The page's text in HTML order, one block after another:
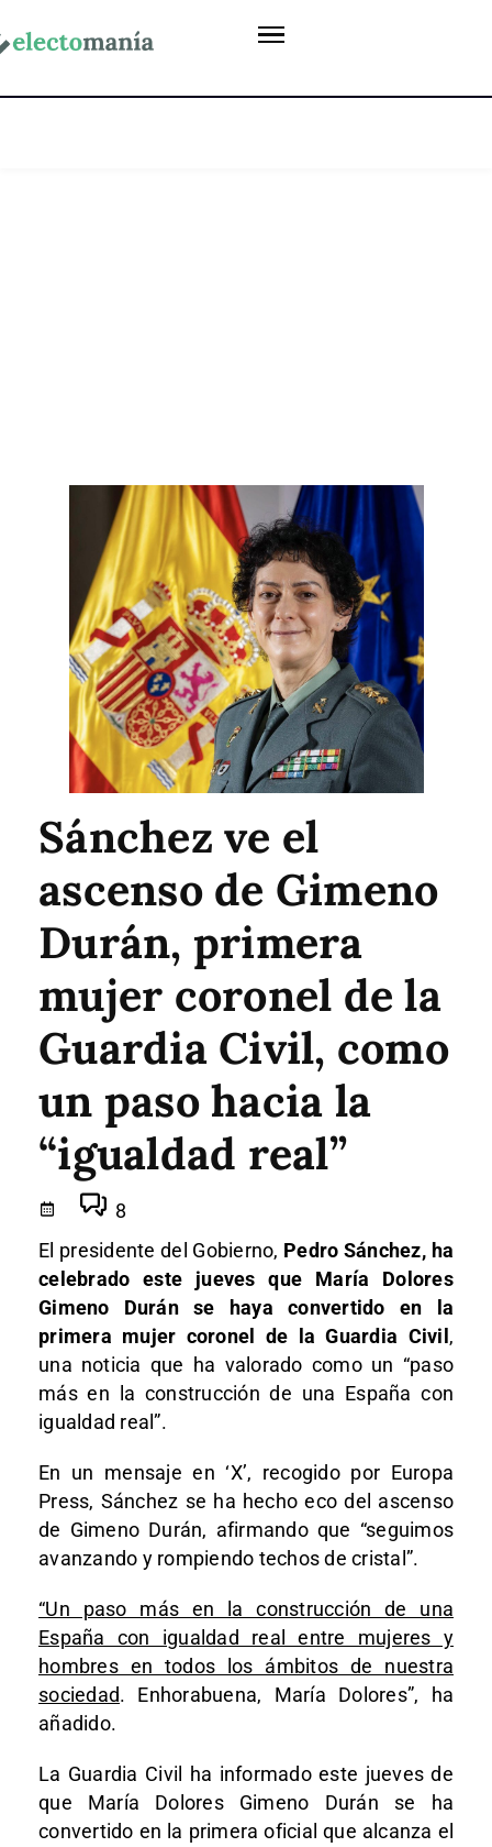
Sánchez ve el
ascenso de Gimeno
Durán, primera
mujer coronel de la
Guardia Civil, como
un paso hacia la
“igualdad real”
8
El presidente del Gobierno, Pedro Sánchez, ha
celebrado este jueves que María Dolores
Gimeno Durán se haya convertido en la
primera mujer coronel de la Guardia Civil ,
una noticia que ha valorado como un “paso
más en la construcción de una España con
igualdad real”.
En un mensaje en ‘X’, recogido por Europa
Press, Sánchez se ha hecho eco del ascenso
de Gimeno Durán, afirmando que “seguimos
avanzando y rompiendo techos de cristal”.
“Un paso más en la construcción de una
España con igualdad real entre mujeres y
hombres en todos los ámbitos de nuestra
sociedad. Enhorabuena, María Dolores”, ha
añadido.
La Guardia Civil ha informado este jueves de
que María Dolores Gimeno Durán se ha
convertido en la primera oficial que alcanza el